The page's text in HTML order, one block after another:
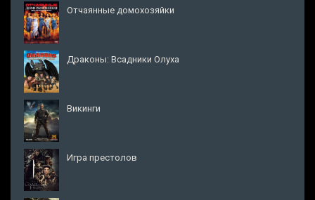
Отчаянные домохозяйки
Драконы: Всадники Олуха
Викинги
Игра престолов